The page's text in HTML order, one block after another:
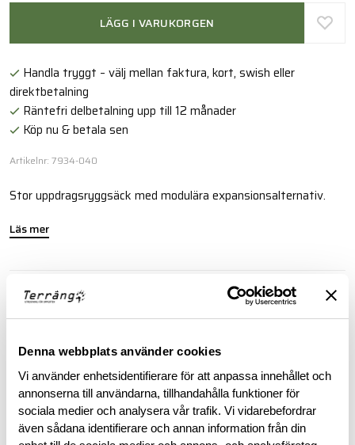
Denna webbplats använder cookies
Vi använder enhetsidentifierare för att anpassa innehållet och
annonserna till användarna, tillhandahålla funktioner för
sociala medier och analysera vår trafik. Vi vidarebefordrar
även sådana identifierare och annan information från din
LÄGG I VARUKORGEN
Handla tryggt – välj mellan faktura, kort, swish eller
direktbetalning
Räntefri delbetalning upp till 12 månader
Köp nu & betala sen
Artikelnr: 7934-040
Stor uppdragsryggsäck med modulära expansionsalternativ.
Läs mer
BESKRIVNING
RECENSIONER
OM VARUMÄRKET